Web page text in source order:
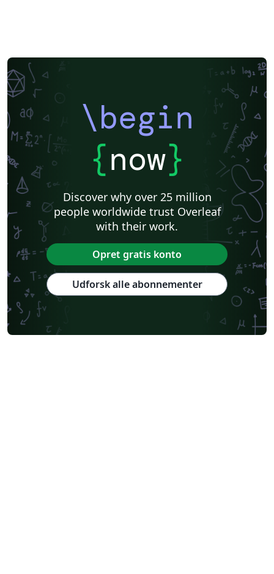
\begin
{now}
Discover why over 25 million
people worldwide trust Overleaf
with their work.
Opret gratis konto
Udforsk alle abonnementer